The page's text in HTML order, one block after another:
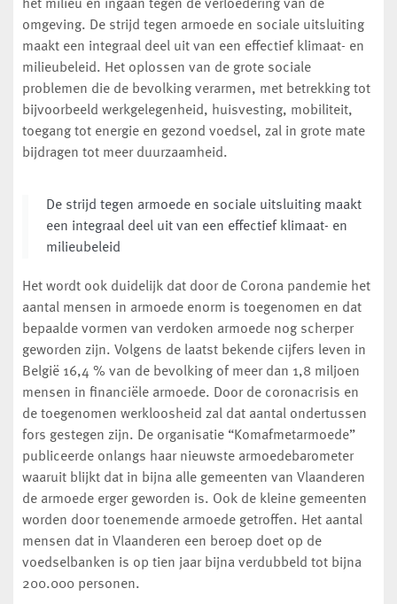
het milieu en ingaan tegen de verloedering van de
omgeving. De strijd tegen armoede en sociale uitsluiting
maakt een integraal deel uit van een effectief klimaat- en
milieubeleid. Het oplossen van de grote sociale
problemen die de bevolking verarmen, met betrekking tot
bijvoorbeeld werkgelegenheid, huisvesting, mobiliteit,
toegang tot energie en gezond voedsel, zal in grote mate
bijdragen tot meer duurzaamheid.
De strijd tegen armoede en sociale uitsluiting maakt
een integraal deel uit van een effectief klimaat- en
milieubeleid
Het wordt ook duidelijk dat door de Corona pandemie het
aantal mensen in armoede enorm is toegenomen en dat
bepaalde vormen van verdoken armoede nog scherper
geworden zijn. Volgens de laatst bekende cijfers leven in
België 16,4 % van de bevolking of meer dan 1,8 miljoen
mensen in financiële armoede. Door de coronacrisis en
de toegenomen werkloosheid zal dat aantal ondertussen
fors gestegen zijn. De organisatie “Komafmetarmoede”
publiceerde onlangs haar nieuwste armoedebarometer
waaruit blijkt dat in bijna alle gemeenten van Vlaanderen
de armoede erger geworden is. Ook de kleine gemeenten
worden door toenemende armoede getroffen. Het aantal
mensen dat in Vlaanderen een beroep doet op de
voedselbanken is op tien jaar bijna verdubbeld tot bijna
200.000 personen.